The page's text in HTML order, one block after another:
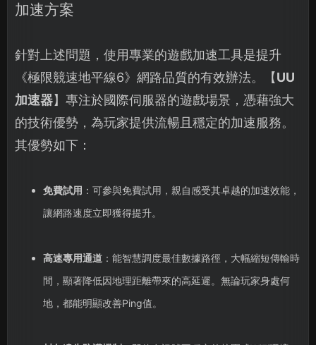
加速方案
針對上述問題，使用專業的遊戲加速工具是提升
《極限競速地平線6》網路品質的有效辦法。【UU
加速器】專注於國際伺服器的遊戲場景，憑藉強大
的技術優勢，為玩家提供流暢且穩定的加速服務。
其優勢如下：
免費試用 ：可參與免費試用，親自感受其卓越的加速效能，
讓網路速度立即獲得提升。
高速專用通道：能智慧調度最佳數據路徑，大幅縮短傳輸時
間，顯著降低因地理距離帶來的高延遲。無論玩家身處何
地，都能明顯改善Ping值。